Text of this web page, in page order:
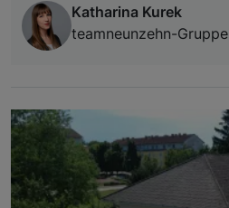
Katharina Kurek
teamneunzehn-Gruppe